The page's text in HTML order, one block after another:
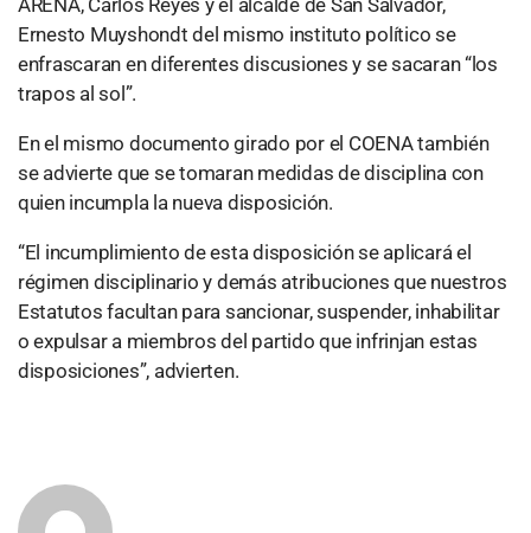
ARENA, Carlos Reyes y el alcalde de San Salvador,
Ernesto Muyshondt del mismo instituto político se
enfrascaran en diferentes discusiones y se sacaran “los
trapos al sol”.
En el mismo documento girado por el COENA también
se advierte que se tomaran medidas de disciplina con
quien incumpla la nueva disposición.
“El incumplimiento de esta disposición se aplicará el
régimen disciplinario y demás atribuciones que nuestros
Estatutos facultan para sancionar, suspender, inhabilitar
o expulsar a miembros del partido que infrinjan estas
disposiciones”, advierten.